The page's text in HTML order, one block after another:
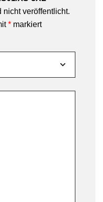
nicht veröffentlicht.
* markiert